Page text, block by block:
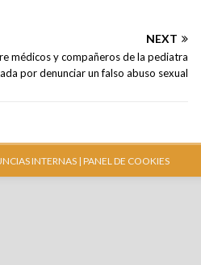
NEXT
médicos y compañeros de la pediatra
por denunciar un falso abuso sexual
INTERNAS | PANEL DE COOKIES